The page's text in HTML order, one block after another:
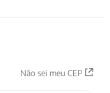
Não sei meu CEP